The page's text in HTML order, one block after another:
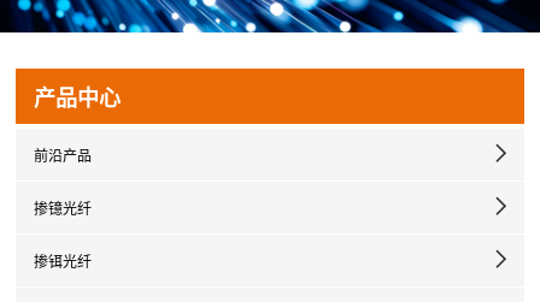
产品中心
前沿产品
掺镱光纤
掺铒光纤